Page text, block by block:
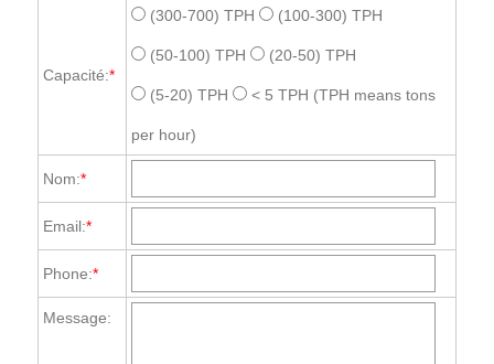
Capacité:*
(300-700) TPH (100-300) TPH
(50-100) TPH (20-50) TPH
(5-20) TPH < 5 TPH (TPH means tons
per hour)
Nom:*
Email:*
Phone:*
Message: